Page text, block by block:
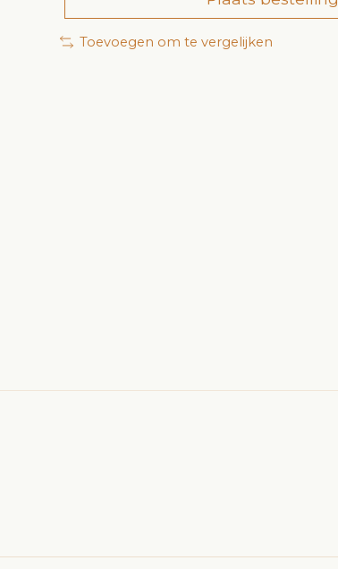
Toevoegen om te vergelijken